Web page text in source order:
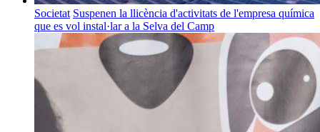
Societat Suspenen la llicència d'activitats de l'empresa química
que es vol instal·lar a la Selva del Camp